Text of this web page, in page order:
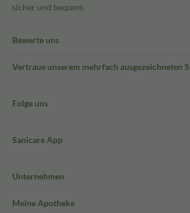
sicher und bequem
Bewerte uns
Vertraue unserem mehrfach ausgezeichneten
Folge uns
Sanicare App
Unternehmen
Meine Apotheke